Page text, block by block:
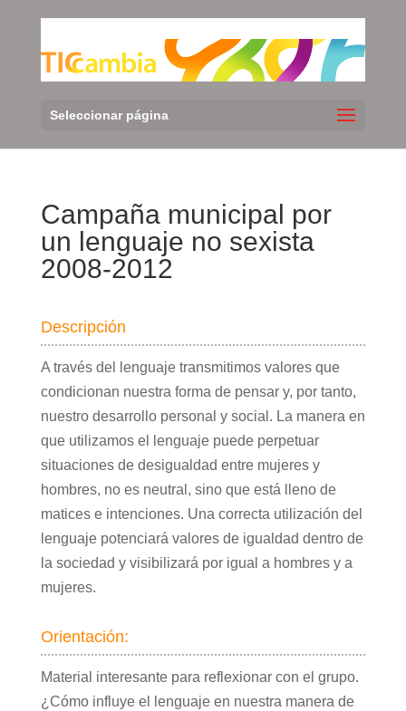
Seleccionar página
Campaña municipal por
un lenguaje no sexista
2008-2012
Descripción
A través del lenguaje transmitimos valores que
condicionan nuestra forma de pensar y, por tanto,
nuestro desarrollo personal y social. La manera en
que utilizamos el lenguaje puede perpetuar
situaciones de desigualdad entre mujeres y
hombres, no es neutral, sino que está lleno de
matices e intenciones. Una correcta utilización del
lenguaje potenciará valores de igualdad dentro de
la sociedad y visibilizará por igual a hombres y a
mujeres.
Orientación:
Material interesante para reflexionar con el grupo.
¿Cómo influye el lenguaje en nuestra manera de